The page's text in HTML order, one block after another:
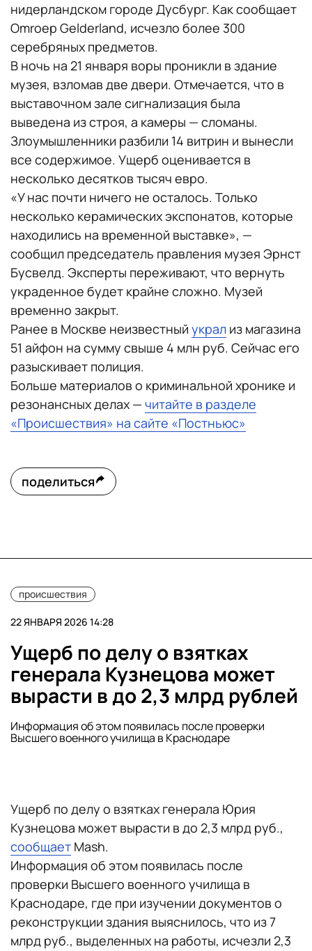
нидерландском городе Дусбург. Как сообщает
Omroep Gelderland, исчезло более 300
серебряных предметов.
В ночь на 21 января воры проникли в здание
музея, взломав две двери. Отмечается, что в
выставочном зале сигнализация была
выведена из строя, а камеры — сломаны.
Злоумышленники разбили 14 витрин и вынесли
все содержимое. Ущерб оценивается в
несколько десятков тысяч евро.
«У нас почти ничего не осталось. Только
несколько керамических экспонатов, которые
находились на временной выставке», —
сообщил председатель правления музея Эрнст
Бусвелд. Эксперты переживают, что вернуть
украденное будет крайне сложно. Музей
временно закрыт.
Ранее в Москве неизвестный украл из магазина
51 айфон на сумму свыше 4 млн руб. Сейчас его
разыскивает полиция.
Больше материалов о криминальной хронике и
резонансных делах — читайте в разделе
«Происшествия» на сайте «Постньюс»
поделиться
происшествия
22 ЯНВАРЯ 2026 14:28
Ущерб по делу о взятках
генерала Кузнецова может
вырасти в до 2,3 млрд рублей
Информация об этом появилась после проверки
Высшего военного училища в Краснодаре
Ущерб по делу о взятках генерала Юрия
Кузнецова может вырасти в до 2,3 млрд руб.,
сообщает Mash.
Информация об этом появилась после
проверки Высшего военного училища в
Краснодаре, где при изучении документов о
реконструкции здания выяснилось, что из 7
млрд руб., выделенных на работы, исчезли 2,3